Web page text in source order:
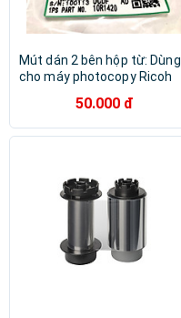
Mút dán 2 bên hộp từ: Dùng
cho máy photocopy Ricoh
6500/ 7500/ 8000/ 6001/
8001/9001/ 6002/
50.000 đ